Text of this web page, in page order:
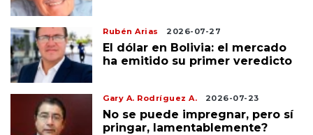
Rubén Arias 2026-07-27
El dólar en Bolivia: el mercado
ha emitido su primer veredicto
Gary A. Rodríguez A. 2026-07-23
No se puede impregnar, pero sí
pringar, lamentablemente?